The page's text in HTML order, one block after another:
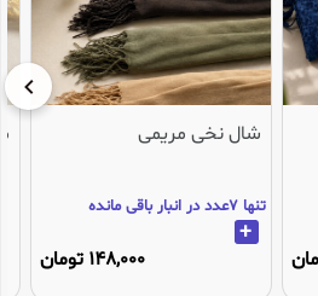
شال نخی مریمی
تنها 7عدد در انبار باقی مانده
+
148,000 تومان